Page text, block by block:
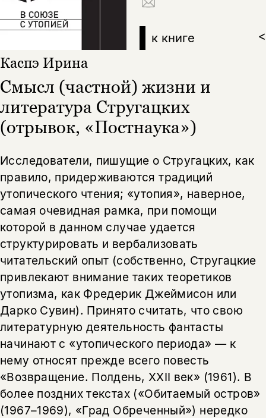
Каспэ Ирина
Смысл (частной) жизни и
литература Стругацких
(отрывок, «Постнаука»)
к книге >
Исследователи, пишущие о Стругацких, как
правило, придерживаются традиций
утопического чтения; «утопия», наверное,
самая очевидная рамка, при помощи
которой в данном случае удается
структурировать и вербализовать
читательский опыт (собственно, Стругацкие
привлекают внимание таких теоретиков
утопизма, как Фредерик Джеймисон или
Дарко Сувин). Принято считать, что свою
литературную деятельность фантасты
начинают с «утопического периода» — к
нему относят прежде всего повесть
«Возвращение. Полдень, XXII век» (1961). В
более поздних текстах («Обитаемый остров»
(1967–1969), «Град Обреченный») нередко